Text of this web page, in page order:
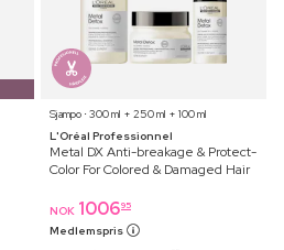
Sjampo ⋅ 300 ml + 250 ml + 100 ml
L'Oréal Professionnel
Metal DX Anti-breakage & Protect-
Color For Colored & Damaged Hair
NOK 100695
Medlemspris